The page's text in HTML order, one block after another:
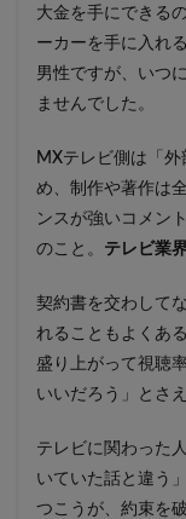
大金を手にできる
ーカーを手に入れ
男性ですが、いつ
ませんでした。
MXテレビ側は「
め、制作や著作は
ンスが強いコメン
のこと。 テレビ業
契約書を交わして
れることもよくあ
盛り上がって視聴
いいだろう」とさ
テレビに関わった
いていた話と違う
つこうが、約束を